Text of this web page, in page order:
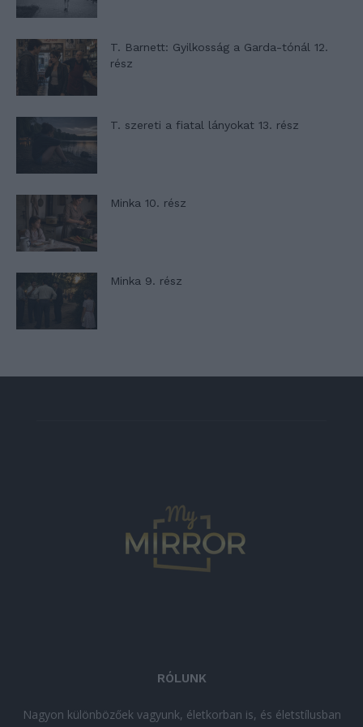
T. Barnett: Gyilkosság a Garda-tónál 12.
rész
T. szereti a fiatal lányokat 13. rész
Minka 10. rész
Minka 9. rész
RÓLUNK
Nagyon különbözőek vagyunk, életkorban is, és életstílusban